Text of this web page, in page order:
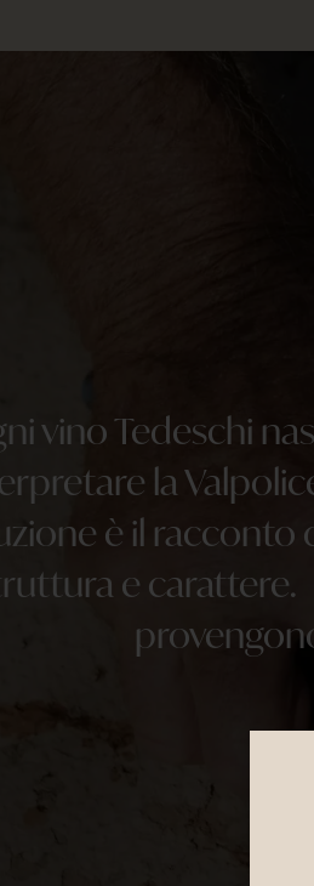
vino Tedeschi
la
è il racconto
e carattere.